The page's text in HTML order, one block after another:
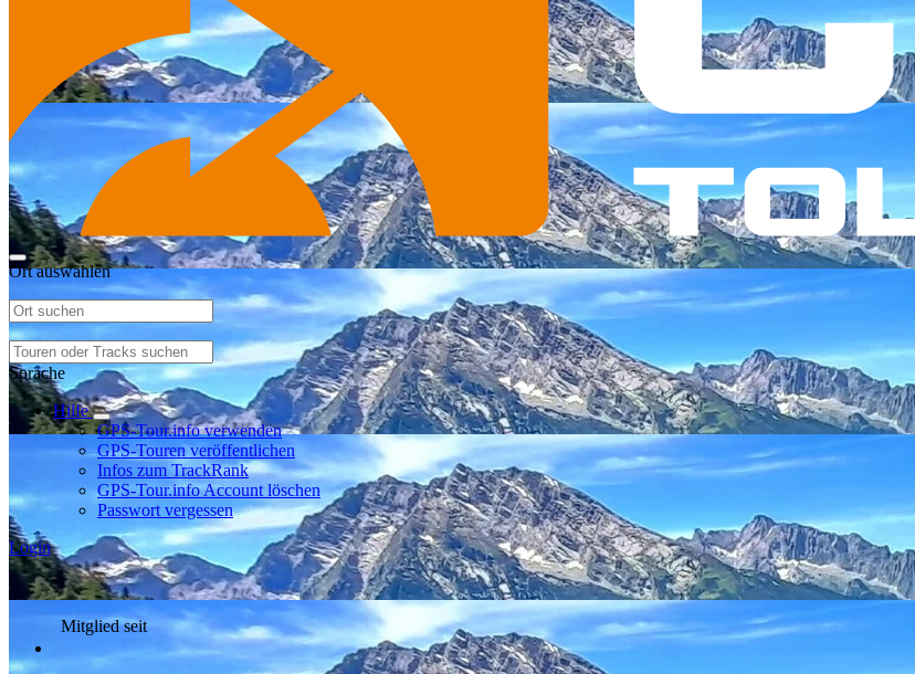
Ort auswählen
Sprache
Hilfe
GPS-Tour.info verwenden
GPS-Touren veröffentlichen
Infos zum TrackRank
GPS-Tour.info Account löschen
Passwort vergessen
Login
Mitglied seit